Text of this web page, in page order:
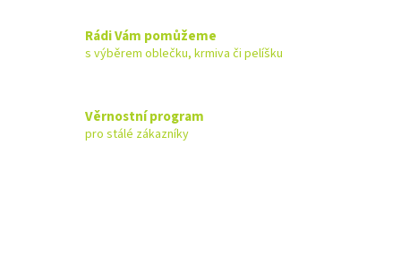
Rádi Vám pomůžeme
s výběrem oblečku, krmiva či pelíšku
Věrnostní program
pro stálé zákazníky